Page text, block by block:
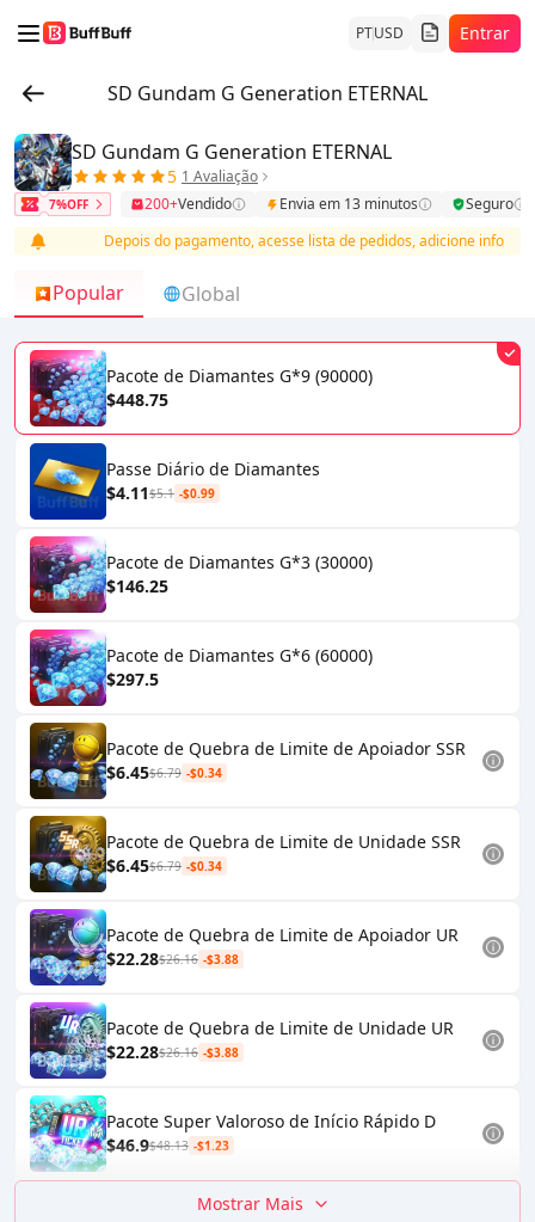
PTUSD Entrar
SD Gundam G Generation ETERNAL
SD Gundam G Generation ETERNAL
5 1 Avaliação
7%OFF 200+Vendido Envia em 13 minutos
Seguro
Depois do pagamento, acesse lista de pedidos, adicione info e
Popular Global
Pacote de Diamantes G*9 (90000)
$448.75
Passe Diário de Diamantes
$4.11$5.1 -$0.99
Pacote de Diamantes G*3 (30000)
$146.25
Pacote de Diamantes G*6 (60000)
$297.5
Pacote de Quebra de Limite de Apoiador SSR
$6.45$6.79 -$0.34
Pacote de Quebra de Limite de Unidade SSR
$6.45$6.79 -$0.34
Pacote de Quebra de Limite de Apoiador UR
$22.28$26.16 -$3.88
Pacote de Quebra de Limite de Unidade UR
$22.28$26.16 -$3.88
Pacote Super Valoroso de Início Rápido D
$46.9$48.13 -$1.23
Mostrar Mais